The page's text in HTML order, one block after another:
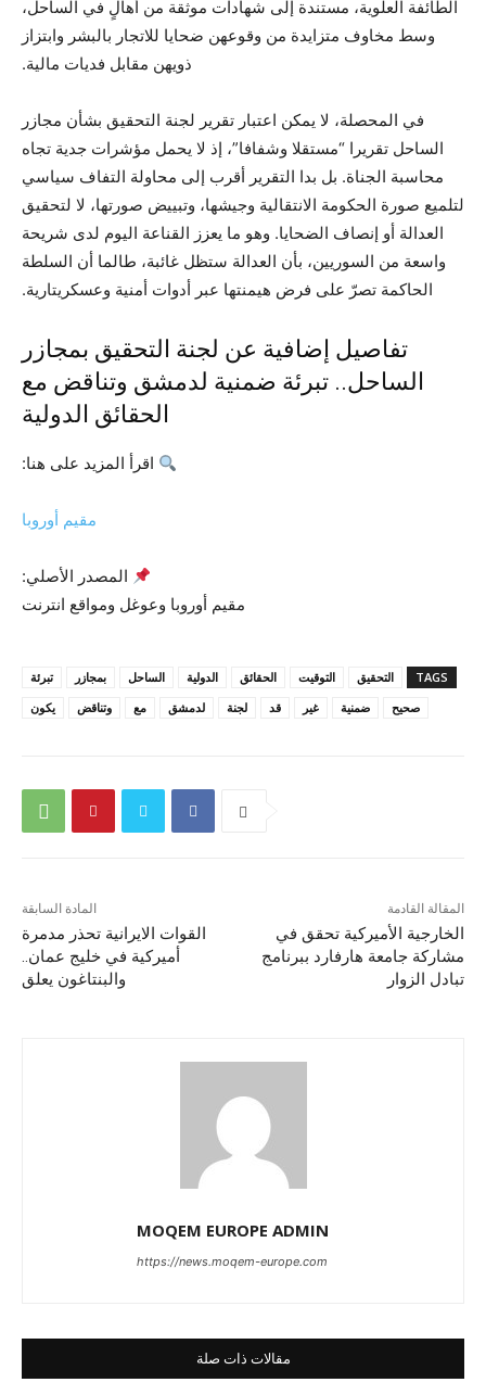
الطائفة العلوية، مستندة إلى شهادات موثقة من أهالٍ في الساحل،
وسط مخاوف متزايدة من وقوعهن ضحايا للاتجار بالبشر وابتزاز
ذويهن مقابل فديات مالية.
في المحصلة، لا يمكن اعتبار تقرير لجنة التحقيق بشأن مجازر
الساحل تقريرا “مستقلا وشفافا”، إذ لا يحمل مؤشرات جدية تجاه
محاسبة الجناة. بل بدا التقرير أقرب إلى محاولة التفاف سياسي
لتلميع صورة الحكومة الانتقالية وجيشها، وتبييض صورتها، لا لتحقيق
العدالة أو إنصاف الضحايا. وهو ما يعزز القناعة اليوم لدى شريحة
واسعة من السوريين، بأن العدالة ستظل غائبة، طالما أن السلطة
الحاكمة تصرّ على فرض هيمنتها عبر أدوات أمنية وعسكريتارية.
تفاصيل إضافية عن لجنة التحقيق بمجازر
الساحل.. تبرئة ضمنية لدمشق وتناقض مع
الحقائق الدولية
اقرأ المزيد على هنا:
مقيم أوروبا
المصدر الأصلي:
مقيم أوروبا وعوغل ومواقع انترنت
TAGS التحقيق التوقيت الحقائق الدولية الساحل بمجازر
تبرئة
صحيح
ضمنية غير قد لجنة لدمشق مع وتناقض يكون
المادة السابقة
القوات الايرانية تحذر مدمرة
أميركية في خليج عمان..
والبنتاغون يعلق
المقالة القادمة
الخارجية الأميركية تحقق في
مشاركة جامعة هارفارد ببرنامج
تبادل الزوار
MOQEM EUROPE ADMIN
https://news.moqem-europe.com
مقالات ذات صلة